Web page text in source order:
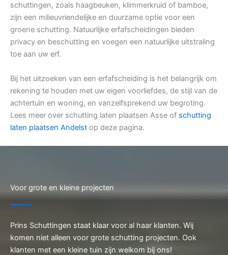
schuttingen, zoals haagbeuken, klimmerkruid of bamboe,
zijn een milieuvriendelijke en duurzame optie voor een
groene schutting. Natuurlijke erfafscheidingen bieden
privacy en beschutting en voegen een natuurlijke uitstraling
toe aan uw erf.
Bij het uitzoeken van een erfafscheiding is het belangrijk om
rekening te houden met uw eigen voorliefdes, de stijl van de
achtertuin en woning, en vanzelfsprekend uw begroting.
Lees meer over schutting laten plaatsen Asse of schutting
laten plaatsen Andelst op deze pagina.
Voor grote en kleine projecten
Prins Schuttingen staat klaar voor al haar klanten. Wij
komen niet alleen voor grote schutting projecten. Ook
klanten met een kleine tuin zijn welkom bij ons!